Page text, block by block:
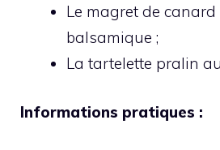
Le magret de
balsamique ;
La tartelette pralin
Informations pratiques :